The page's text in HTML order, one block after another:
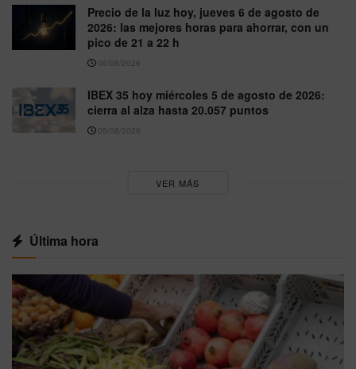
Precio de la luz hoy, jueves 6 de agosto de
2026: las mejores horas para ahorrar, con un
pico de 21 a 22 h
06/08/2026
IBEX 35 hoy miércoles 5 de agosto de 2026:
cierra al alza hasta 20.057 puntos
05/08/2026
VER MÁS
Última hora